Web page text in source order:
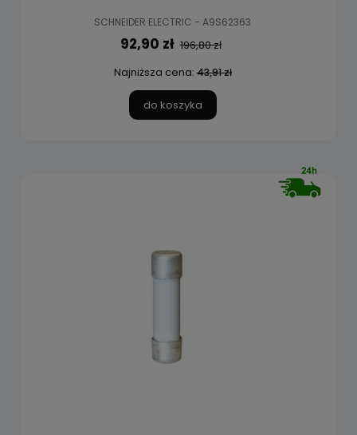
SCHNEIDER ELECTRIC - A9S62363
92,90 zł 196,80 zł
Najniższa cena:43,91 zł
do koszyka